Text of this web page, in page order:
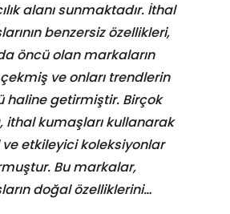
alanı sunmaktadır. İthal
benzersiz özellikleri,
öncü olan markaların
ve onları trendlerin
haline getirmiştir. Birçok
ithal kumaşları kullanarak
etkileyici koleksiyonlar
Bu markalar,
doğal özelliklerini…